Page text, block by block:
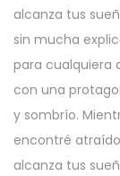
alcanza tus
sin mucha
para cualquiera
con una
y sombrío.
encontré
alcanza tus